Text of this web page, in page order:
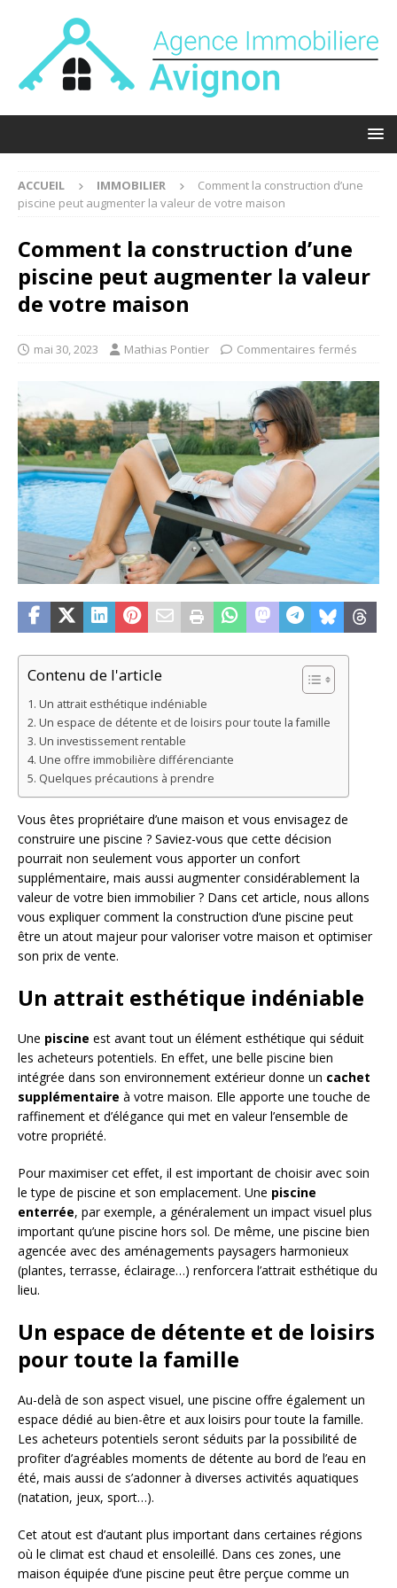
ACCUEIL IMMOBILIER
Comment la construction d’une
piscine peut augmenter la valeur de votre maison
Comment la construction d’une
piscine peut augmenter la valeur
de votre maison
mai 30, 2023 Mathias Pontier Commentaires fermés
Contenu de l'article
Un attrait esthétique indéniable
Un espace de détente et de loisirs pour toute la famille
Un investissement rentable
Une offre immobilière différenciante
Quelques précautions à prendre
Vous êtes propriétaire d’une maison et vous envisagez de
construire une piscine ? Saviez-vous que cette décision
pourrait non seulement vous apporter un confort
supplémentaire, mais aussi augmenter considérablement la
valeur de votre bien immobilier ? Dans cet article, nous allons
vous expliquer comment la construction d’une piscine peut
être un atout majeur pour valoriser votre maison et optimiser
son prix de vente.
Un attrait esthétique indéniable
Une piscine est avant tout un élément esthétique qui séduit
les acheteurs potentiels. En effet, une belle piscine bien
intégrée dans son environnement extérieur donne un cachet
supplémentaire à votre maison. Elle apporte une touche de
raffinement et d’élégance qui met en valeur l’ensemble de
votre propriété.
Pour maximiser cet effet, il est important de choisir avec soin
le type de piscine et son emplacement. Une piscine
enterrée, par exemple, a généralement un impact visuel plus
important qu’une piscine hors sol. De même, une piscine bien
agencée avec des aménagements paysagers harmonieux
(plantes, terrasse, éclairage…) renforcera l’attrait esthétique du
lieu.
Un espace de détente et de loisirs
pour toute la famille
Au-delà de son aspect visuel, une piscine offre également un
espace dédié au bien-être et aux loisirs pour toute la famille.
Les acheteurs potentiels seront séduits par la possibilité de
profiter d’agréables moments de détente au bord de l’eau en
été, mais aussi de s’adonner à diverses activités aquatiques
(natation, jeux, sport…).
Cet atout est d’autant plus important dans certaines régions
où le climat est chaud et ensoleillé. Dans ces zones, une
maison équipée d’une piscine peut être perçue comme un